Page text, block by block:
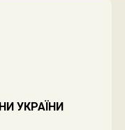
УКРАЇНИ